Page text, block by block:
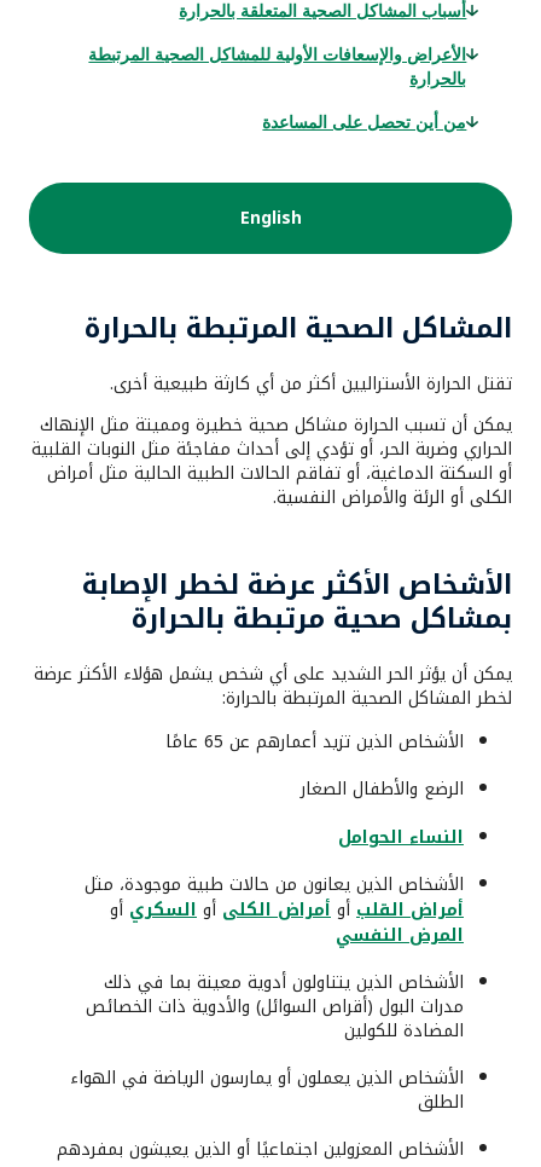
أسباب المشاكل الصحية المتعلقة بالحرارة
الأعراض والإسعافات الأولية للمشاكل الصحية المرتبطة
بالحرارة
من أين تحصل على المساعدة
English
المشاكل الصحية المرتبطة بالحرارة
تقتل الحرارة الأستراليين أكثر من أي كارثة طبيعية أخرى.
يمكن أن تسبب الحرارة مشاكل صحية خطيرة ومميتة مثل الإنهاك
الحراري وضربة الحر، أو تؤدي إلى أحداث مفاجئة مثل النوبات القلبية
أو السكتة الدماغية، أو تفاقم الحالات الطبية الحالية مثل أمراض
الكلى أو الرئة والأمراض النفسية.
الأشخاص الأكثر عرضة لخطر الإصابة
بمشاكل صحية مرتبطة بالحرارة
يمكن أن يؤثر الحر الشديد على أي شخص يشمل هؤلاء الأكثر عرضة
لخطر المشاكل الصحية المرتبطة بالحرارة:
الأشخاص الذين تزيد أعمارهم عن 65 عامًا
الرضع والأطفال الصغار
النساء الحوامل
الأشخاص الذين يعانون من حالات طبية موجودة، مثل
أمراض القلبأوأمراض الكلى أوالسكري أو
المرض النفسي
الأشخاص الذين يتناولون أدوية معينة بما في ذلك
مدرات البول (أقراص السوائل) والأدوية ذات الخصائص
المضادة للكولين
الأشخاص الذين يعملون أو يمارسون الرياضة في الهواء
الطلق
الأشخاص المعزولين اجتماعيًا أو الذين يعيشون بمفردهم